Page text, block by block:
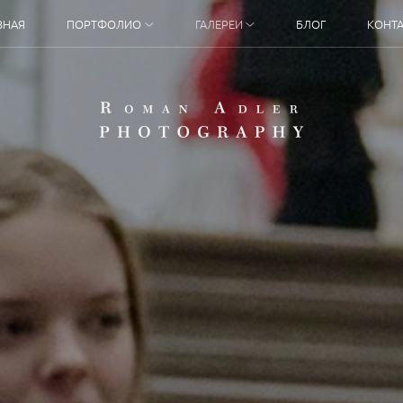
ПОРТФОЛИО ГАЛЕРЕИ БЛОГ